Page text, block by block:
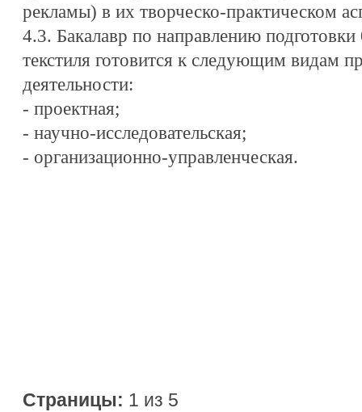
рекламы) в их творческо-практическом
4.3. Бакалавр по направлению
текстиля готовится к следующим видам
деятельности:
- проектная;
- научно-исследовательская;
- организационно-управленческая.
Страницы: 1 из 5